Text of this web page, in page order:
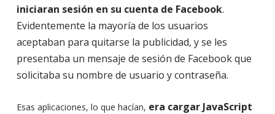
iniciaran sesión en su cuenta de Facebook.
Evidentemente la mayoría de los usuarios
aceptaban para quitarse la publicidad, y se les
presentaba un mensaje de sesión de Facebook que
solicitaba su nombre de usuario y contraseña.
Esas aplicaciones, lo que hacían, era cargar JavaScript